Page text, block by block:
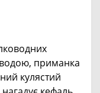
приманка
кулястий